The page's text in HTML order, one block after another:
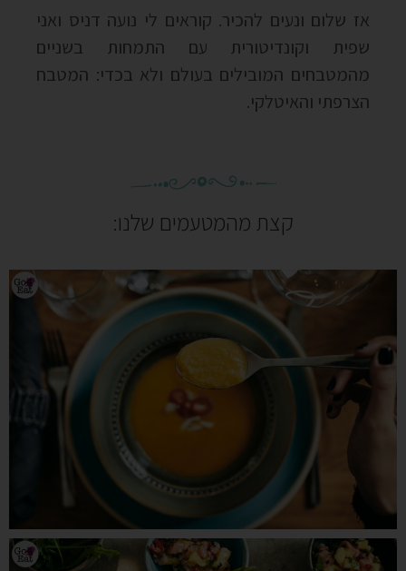
אז שלום ונעים להכיר. קוראים לי נועה דניס ואני
שפית וקונדיטורית עם התמחות בשניים
מהמטבחים המובילים בעולם ולא בכדי: המטבח
הצרפתי והאיטלקי.
קצת מהמטעמים שלנו: